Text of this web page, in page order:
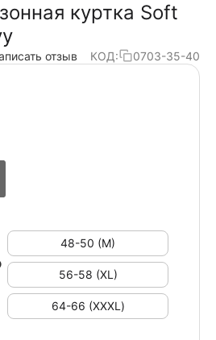
куртка Soft
отзыв КОД: 0703-35-40
48-50 (M)
56-58 (XL)
64-66 (ХХХL)